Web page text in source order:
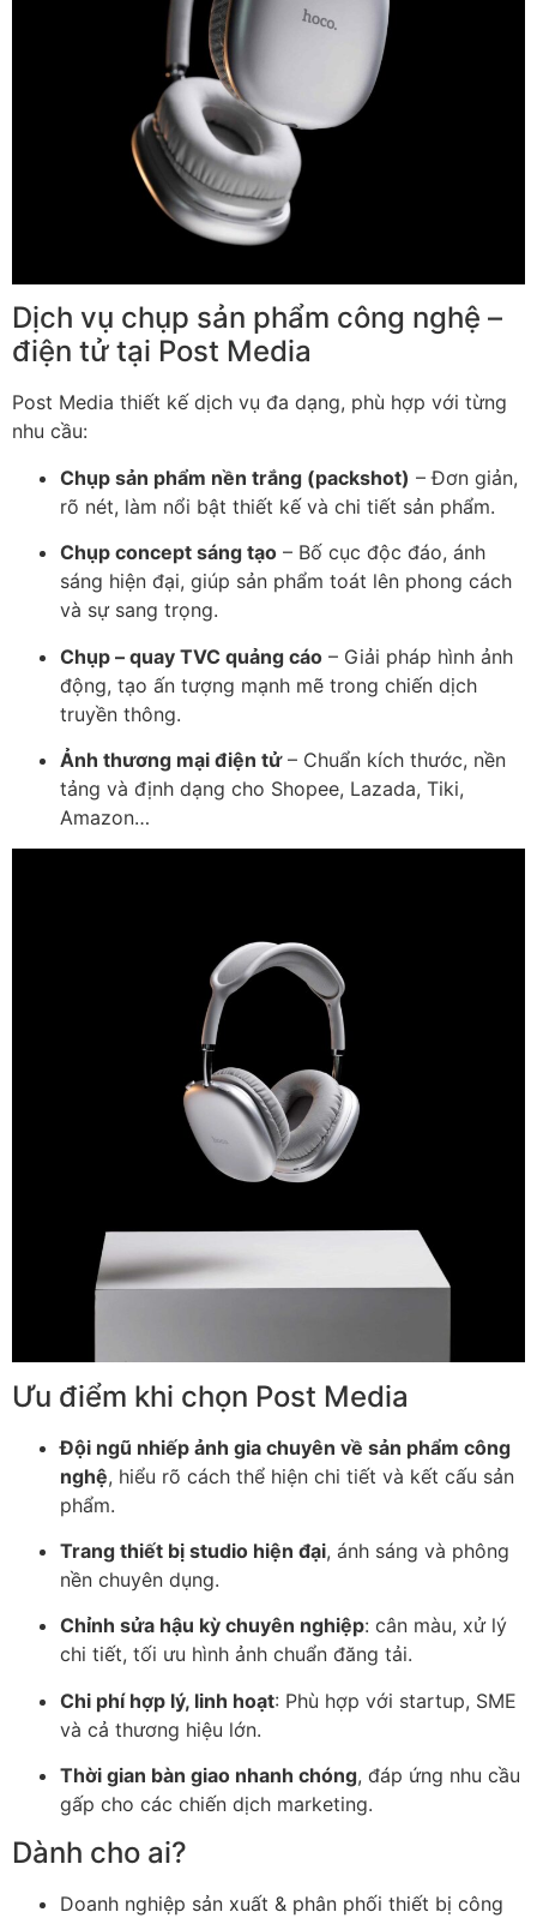
Dịch vụ chụp sản phẩm công nghệ –
điện tử tại Post Media
Post Media thiết kế dịch vụ đa dạng, phù hợp với từng
nhu cầu:
Chụp sản phẩm nền trắng (packshot) – Đơn giản,
rõ nét, làm nổi bật thiết kế và chi tiết sản phẩm.
Chụp concept sáng tạo – Bố cục độc đáo, ánh
sáng hiện đại, giúp sản phẩm toát lên phong cách
và sự sang trọng.
Chụp – quay TVC quảng cáo – Giải pháp hình ảnh
động, tạo ấn tượng mạnh mẽ trong chiến dịch
truyền thông.
Ảnh thương mại điện tử– Chuẩn kích thước, nền
tảng và định dạng cho Shopee, Lazada, Tiki,
Amazon…
Ưu điểm khi chọn Post Media
Đội ngũ nhiếp ảnh gia chuyên về sản phẩm công
nghệ, hiểu rõ cách thể hiện chi tiết và kết cấu sản
phẩm.
Trang thiết bị studio hiện đại, ánh sáng và phông
nền chuyên dụng.
Chỉnh sửa hậu kỳ chuyên nghiệp: cân màu, xử lý
chi tiết, tối ưu hình ảnh chuẩn đăng tải.
Chi phí hợp lý, linh hoạt: Phù hợp với startup, SME
và cả thương hiệu lớn.
Thời gian bàn giao nhanh chóng, đáp ứng nhu cầu
gấp cho các chiến dịch marketing.
Dành cho ai?
Doanh nghiệp sản xuất & phân phối thiết bị công